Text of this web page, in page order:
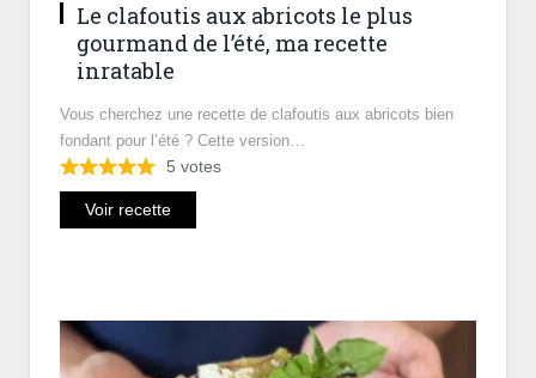
Le clafoutis aux abricots le plus
gourmand de l’été, ma recette
inratable
Vous cherchez une recette de clafoutis aux abricots bien
fondant pour l’été ? Cette version…
5 votes
Voir recette